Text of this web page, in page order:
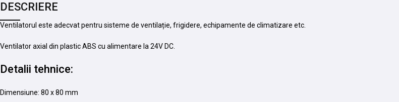
DESCRIERE
Ventilatorul este adecvat pentru sisteme de ventilație, frigidere, echipamente de climatizare etc.
Ventilator axial din plastic ABS cu alimentare la 24V DC.
Detalii tehnice:
Dimensiune: 80 x 80 mm